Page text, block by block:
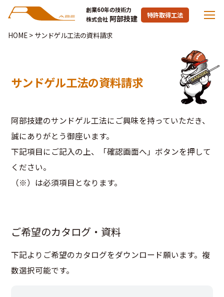
創業60年の技術力
株式会社 阿部技建 特許取得工法
HOME> サンドゲル工法の資料請求
サンドゲル工法の資料請求
阿部技建のサンドゲル工法にご興味を持っていただき、
誠にありがとう御座います。
下記項目にご記入の上、「確認画面へ」ボタンを押して
ください。
（※）は必須項目となります。
ご希望のカタログ・資料
下記よりご希望のカタログをダウンロード願います。複
数選択可能です。